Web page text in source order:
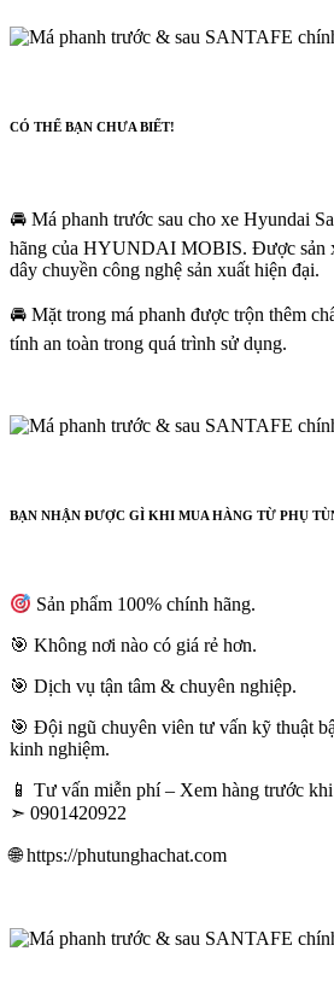
CÓ THỂ BẠN CHƯA BIẾT!
🚘 Má phanh trước sau cho xe Hyundai
hãng của HYUNDAI MOBIS. Được sản
dây chuyền công nghệ sản xuất hiện đại.
🚘 Mặt trong má phanh được trộn thêm
tính an toàn trong quá trình sử dụng.
BẠN NHẬN ĐƯỢC GÌ KHI MUA HÀNG TỪ PHỤ
Sản phẩm 100% chính hãng.
🎯 Không nơi nào có giá rẻ hơn.
🎯 Dịch vụ tận tâm & chuyên nghiệp.
🎯 Đội ngũ chuyên viên tư vấn kỹ thuật
kinh nghiệm.
📱 Tư vấn miễn phí – Xem hàng trước
➣ 0901420922
🌐 https://phutunghachat.com